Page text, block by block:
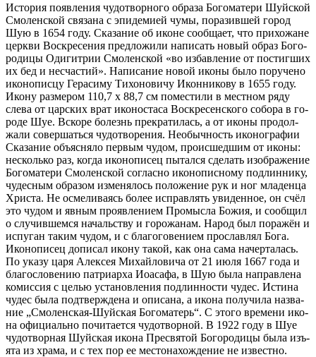
Ис­то­рия по­яв­ле­ния чу­до­твор­но­го об­ра­за Бо­го­ма­те­ри Шуй­ской
Смо­лен­ской свя­за­на с эпи­де­ми­ей чу­мы, по­ра­зив­шей го­род
Шую в 1654 го­ду. Ска­за­ние об иконе со­об­ща­ет, что при­хо­жане
церк­ви Вос­кре­се­ния пред­ло­жи­ли на­пи­сать но­вый об­раз Бо­го­
ро­ди­цы Оди­гит­рии Смо­лен­ской «во из­бав­ле­ние от по­стиг­ших
их бед и несча­стий». На­пи­са­ние но­вой ико­ны бы­ло по­ру­че­но
ико­но­пис­цу Ге­ра­си­му Ти­хо­но­ви­чу Икон­ни­ко­ву в 1655 го­ду.
Ико­ну раз­ме­ром 110,7 х 88,7 см по­ме­сти­ли в мест­ном ря­ду
сле­ва от цар­ских врат ико­но­ста­са Вос­кре­сен­ско­го со­бо­ра в го­
ро­де Шуе. Вско­ре бо­лезнь пре­кра­ти­лась, а от ико­ны про­дол­
жа­ли со­вер­шать­ся чу­до­тво­ре­ния. Необыч­ность ико­но­гра­фии
Ска­за­ние объ­яс­ня­ло пер­вым чу­дом, про­ис­шед­шим от ико­ны:
несколь­ко раз, ко­гда ико­но­пи­сец пы­тал­ся сде­лать изо­бра­же­ние
Бо­го­ма­те­ри Смо­лен­ской со­глас­но ико­но­пис­но­му под­лин­ни­ку,
чу­дес­ным об­ра­зом из­ме­ня­лось по­ло­же­ние рук и ног мла­ден­ца
Хри­ста. Не осме­ли­ва­ясь бо­лее ис­прав­лять уви­ден­ное, он счёл
это чу­дом и яв­ным про­яв­ле­ни­ем Про­мыс­ла Бо­жия, и со­об­щил
о слу­чив­шем­ся на­чаль­ству и го­ро­жа­нам. На­род был по­ра­жён и
ис­пу­ган та­ким чу­дом, и с бла­го­го­ве­ни­ем про­слав­лял Бо­га.
Ико­но­пи­сец до­пи­сал ико­ну та­кой, как она са­ма на­чер­та­лась.
По ука­зу ца­ря Алек­сея Ми­хай­ло­ви­ча от 21 июля 1667 го­да и
бла­го­сло­ве­нию пат­ри­ар­ха Иоаса­фа, в Шую бы­ла на­прав­ле­на
ко­мис­сия с це­лью уста­нов­ле­ния под­лин­но­сти чу­дес. Ис­ти­на
чу­дес бы­ла под­твер­жде­на и опи­са­на, а ико­на по­лу­чи­ла на­зва­
ние „Смо­лен­ская-Шуй­ская Бо­го­ма­терь“. С это­го вре­ме­ни ико­
на офи­ци­аль­но по­чи­та­ет­ся чу­до­твор­ной. В 1922 го­ду в Шуе
чу­до­твор­ная Шуй­ская ико­на Пре­свя­той Бо­го­ро­ди­цы бы­ла изъ­
ята из хра­ма, и с тех пор ее ме­сто­на­хож­де­ние не из­вест­но.